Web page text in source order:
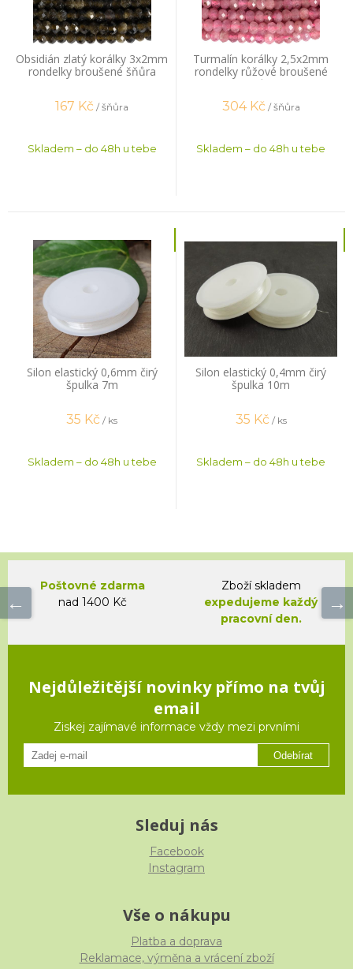
Obsidián zlatý korálky 3x2mm
rondelky broušené šňůra
167 Kč / šňůra
Skladem – do 48h u tebe
Turmalín korálky 2,5x2mm
rondelky růžové broušené
šňůra
304 Kč / šňůra
Skladem – do 48h u tebe
Silon elastický 0,6mm čirý
špulka 7m
35 Kč / ks
Skladem – do 48h u tebe
Silon elastický 0,4mm čirý
špulka 10m
35 Kč / ks
Skladem – do 48h u tebe
Poštovné zdarma
nad 1400 Kč
Zboží skladem
expedujeme každý
pracovní den.
Nejdůležitější novinky přímo na tvůj
email
Ziskej zajímavé informace vždy mezi prvními
Odebírat
Sleduj nás
Facebook
Instagram
Vše o nákupu
Platba a doprava
Reklamace, výměna a vrácení zboží